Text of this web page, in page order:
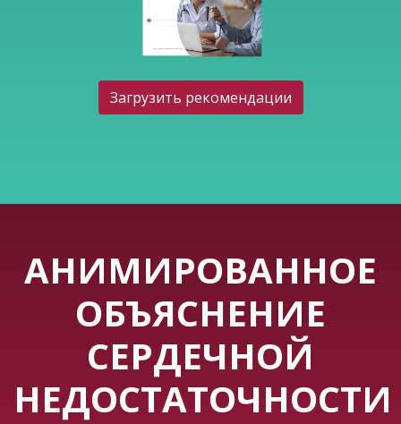
Загрузить рекомендации
АНИМИРОВАННОЕ
ОБЪЯСНЕНИЕ
СЕРДЕЧНОЙ
НЕДОСТАТОЧНОСТИ